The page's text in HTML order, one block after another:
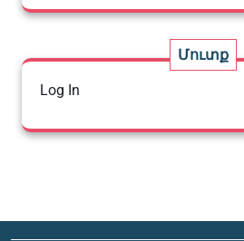
Մուտք
Log In